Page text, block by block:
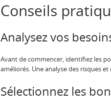
Conseils
Analysez vos
Avant de commencer, identifiez les
améliorés. Une analyse des risques
Sélectionnez les